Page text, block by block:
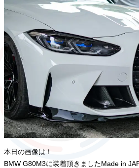
本日の画像は！
BMW G80M3に装着頂きましたMade in